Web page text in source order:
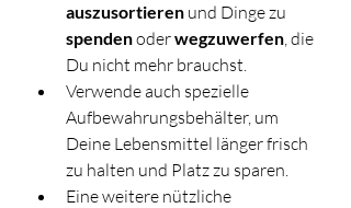
auszusortieren und Dinge zu
spenden oder wegzuwerfen, die
Du nicht mehr brauchst.
Verwende auch spezielle
Aufbewahrungsbehälter, um
Deine Lebensmittel länger frisch
zu halten und Platz zu sparen.
Eine weitere nützliche